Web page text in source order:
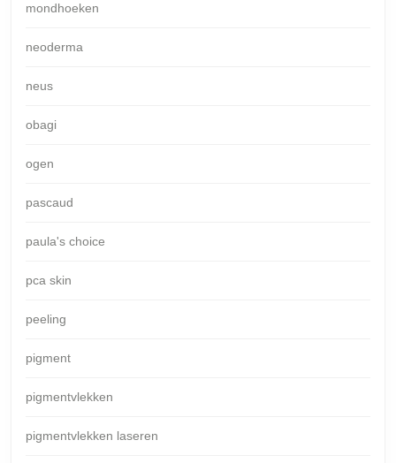
mondhoeken
neoderma
neus
obagi
ogen
pascaud
paula's choice
pca skin
peeling
pigment
pigmentvlekken
pigmentvlekken laseren